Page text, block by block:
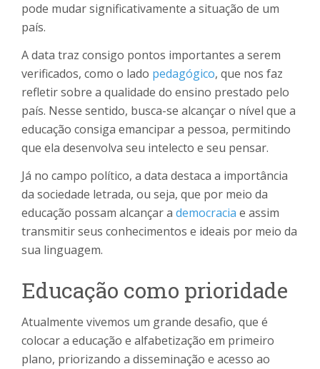
pode mudar significativamente a situação de um
país.
A data traz consigo pontos importantes a serem
verificados, como o lado pedagógico, que nos faz
refletir sobre a qualidade do ensino prestado pelo
país. Nesse sentido, busca-se alcançar o nível que a
educação consiga emancipar a pessoa, permitindo
que ela desenvolva seu intelecto e seu pensar.
Já no campo político, a data destaca a importância
da sociedade letrada, ou seja, que por meio da
educação possam alcançar a democracia e assim
transmitir seus conhecimentos e ideais por meio da
sua linguagem.
Educação como prioridade
Atualmente vivemos um grande desafio, que é
colocar a educação e alfabetização em primeiro
plano, priorizando a disseminação e acesso ao